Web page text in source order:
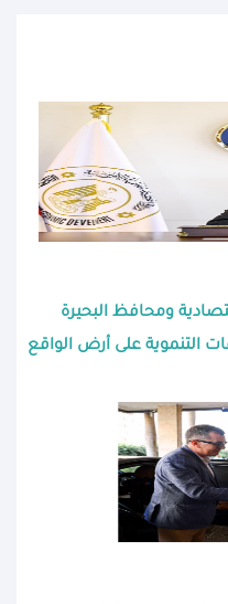
ومحافظ البحيرة
التنموية على أرض الواقع